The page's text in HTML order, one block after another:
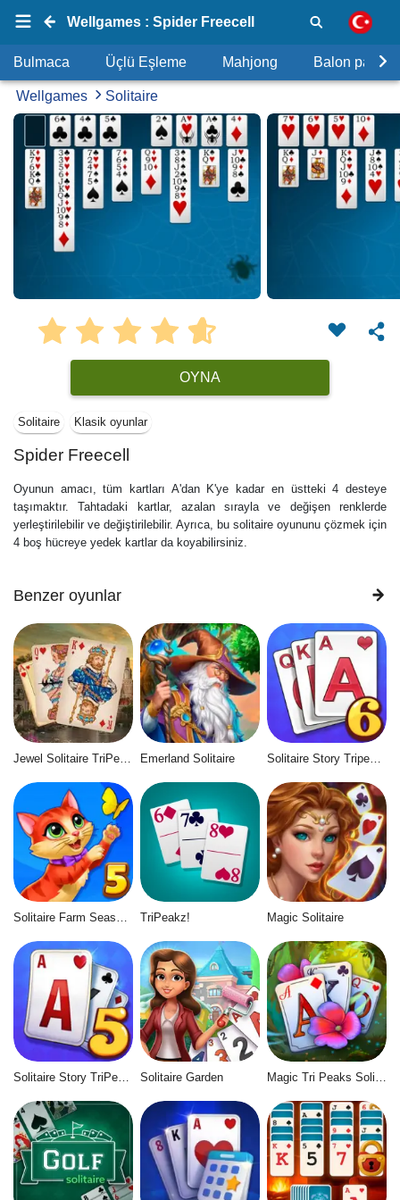
Wellgames : Spider Freecell
Bulmaca Üçlü Eşleme Mahjong Balon
Wellgames Solitaire
OYNA
Solitaire Klasik oyunlar
Spider Freecell
Oyunun amacı, tüm kartları A'dan K'ye kadar en üstteki 4 desteye
taşımaktır. Tahtadaki kartlar, azalan sırayla ve değişen renklerde
yerleştirilebilir ve değiştirilebilir. Ayrıca, bu solitaire oyununu çözmek için
4 boş hücreye yedek kartlar da koyabilirsiniz.
Benzer oyunlar
Emerland Solitaire Solitaire Story Tripeaks 6
Solitaire Farm Seasons 5 TriPeakz! Magic Solitaire
Solitaire Garden